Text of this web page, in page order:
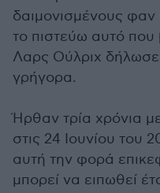
δαιμονισμένους φαν
το πιστεύω αυτό
Λαρς Ούλριχ
γρήγορα.
Ήρθαν τρία χρόνια
στις 24 Ιουνίου
αυτή την φορά
μπορεί να ειπωθεί